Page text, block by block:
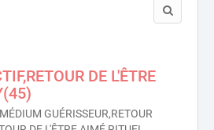
DE L'ÊTRE
GUÉRISSEUR,RETOUR